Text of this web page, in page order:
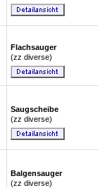
Flachsauger
(zz diverse)
Saugscheibe
(zz diverse)
Balgensauger
(zz diverse)